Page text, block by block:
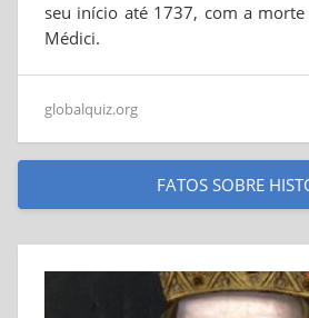
seu início até 1737, com a morte
Médici.
globalquiz.org
FATOS SOBRE